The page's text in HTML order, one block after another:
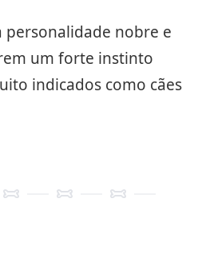
personalidade nobre e
um forte instinto
indicados como cães